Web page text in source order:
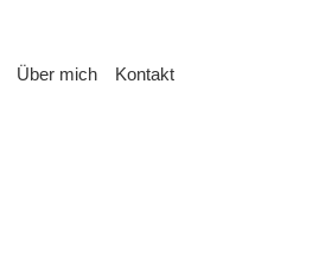
Über mich Kontakt